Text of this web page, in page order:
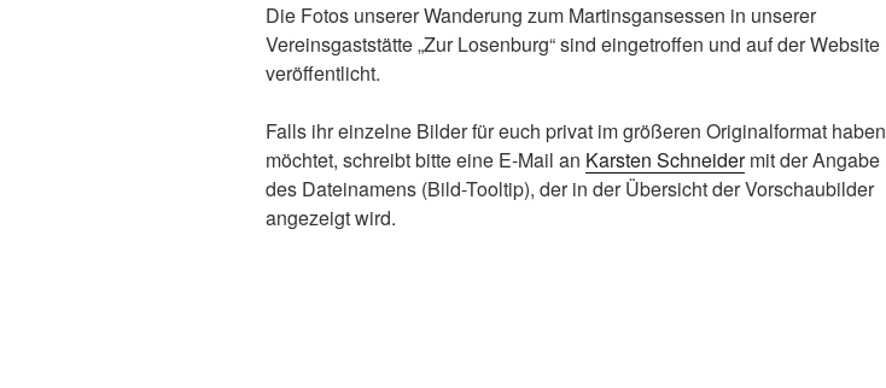
Die Fotos unserer Wanderung zum Martinsgansessen in unserer
Vereinsgaststätte „Zur Losenburg“ sind eingetroffen und auf der Website
veröffentlicht.
Falls ihr einzelne Bilder für euch privat im größeren Originalformat haben
möchtet, schreibt bitte eine E-Mail an Karsten Schneidermit der Angabe
des Dateinamens (Bild-Tooltip), der in der Übersicht der Vorschaubilder
angezeigt wird.